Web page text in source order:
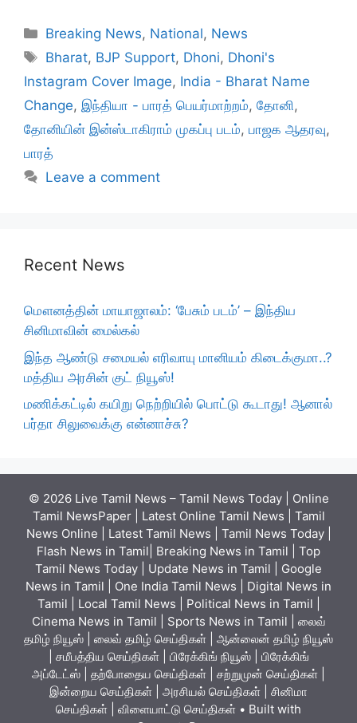
Categories
Breaking News, National, News
Tags
Bharat, BJP Support, Dhoni, Dhoni's
Instagram Cover Image, India - Bharat Name
Change, இந்தியா - பாரத் பெயர்மாற்றம், தோனி,
தோனியின் இன்ஸ்டாகிராம் முகப்பு படம், பாஜக ஆதரவு,
பாரத்
Leave a comment
Recent News
மௌனத்தின் மாயாஜாலம்: ‘பேசும் படம்’ – இந்திய
சினிமாவின் மைல்கல்
இந்த ஆண்டு சமையல் எரிவாயு மானியம் கிடைக்குமா..?
மத்திய அரசின் குட் நியூஸ்!
மணிக்கட்டில் கயிறு நெற்றியில் பொட்டு கூடாது! ஆனால்
பர்தா சிலுவைக்கு என்னாச்சு?
© 2026 Live Tamil News – Tamil News Today | Online
Tamil NewsPaper | Latest Online Tamil News | Tamil
News Online | Latest Tamil News | Tamil News Today |
Flash News in Tamil| Breaking News in Tamil | Top
Tamil News Today | Update News in Tamil | Google
News in Tamil | One India Tamil News | Digital News in
Tamil | Local Tamil News | Political News in Tamil |
Cinema News in Tamil | Sports News in Tamil | லைவ்
தமிழ் நியூஸ் | லைவ் தமிழ் செய்திகள் | ஆன்லைன் தமிழ் நியூஸ்
| சமீபத்திய செய்திகள் | பிரேக்கிங் நியூஸ் | பிரேக்கிங்
அப்டேட்ஸ் | தற்போதைய செய்திகள் | சற்றுமுன் செய்திகள் |
இன்றைய செய்திகள் | அரசியல் செய்திகள் | சினிமா
செய்திகள் | விளையாட்டு செய்திகள் • Built with